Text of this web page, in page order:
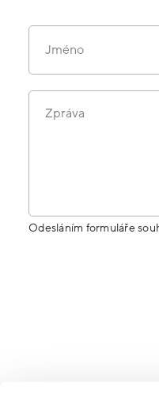
Jméno
Zpráva
Odesláním formuláře